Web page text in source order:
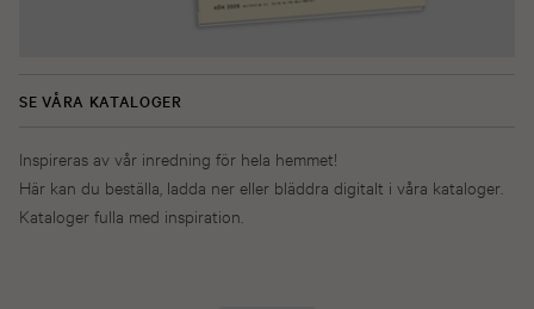
SE VÅRA KATALOGER
Inspireras av vår inredning för hela hemmet!
Här kan du beställa, ladda ner eller bläddra digitalt i våra kataloger.
Kataloger fulla med inspiration.